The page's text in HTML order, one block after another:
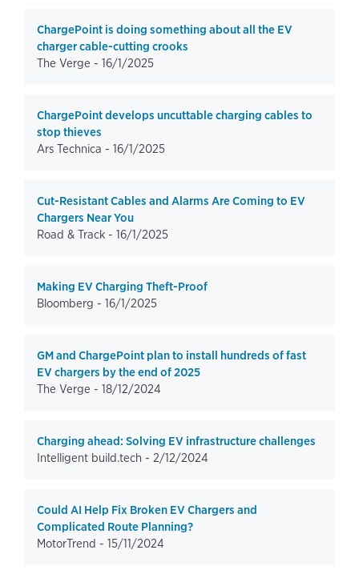
ChargePoint is doing something about all the EV
charger cable-cutting crooks
The Verge - 16/1/2025
ChargePoint develops uncuttable charging cables to
stop thieves
Ars Technica - 16/1/2025
Cut-Resistant Cables and Alarms Are Coming to EV
Chargers Near You
Road & Track - 16/1/2025
Making EV Charging Theft-Proof
Bloomberg - 16/1/2025
GM and ChargePoint plan to install hundreds of fast
EV chargers by the end of 2025
The Verge - 18/12/2024
Charging ahead: Solving EV infrastructure challenges
Intelligent build.tech - 2/12/2024
Could AI Help Fix Broken EV Chargers and
Complicated Route Planning?
MotorTrend - 15/11/2024